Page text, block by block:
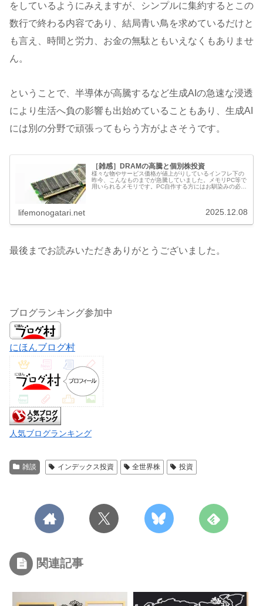
をしているようにみえますが、シンプルに集約するとこの
数行で終わる内容であり、結局青い鳥を求めているだけと
も言え、時間と労力、お金の無駄ともいえなくもありませ
ん。
ということで、半導体が高騰するなど生成AIの急速な浸透
により生活へ負の影響も出始めていることもあり、生成AI
には別の分野で頑張ってもらう方がよさそうです。
［雑感］DRAMの高騰と個別株投資
様々な物やサービス価格が値上がりしているインフレ下の
昨今、こんなものまでが急騰していました。メモリPC等で
用いられるメモリです。PC自作する方にはお馴染みの必須
lifemonogatari.net 2025.12.08
最後までお読みいただきありがとうございました。
ブログランキング参加中
にほんブログ村
人気ブログランキング
雑談 インデックス投資 全世界株 投資
関連記事